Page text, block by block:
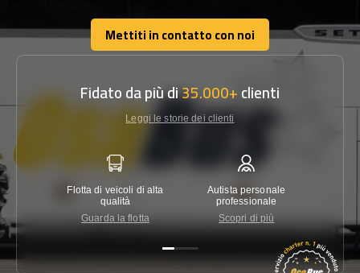
Mettiti in contatto con noi
Mettiti in contatto con noi
Fidato da più di35.000+clienti
Leggi le storie dei clienti
Flotta di veicoli di alta
qualità
Guarda la flotta
Autista personale
professionale
Scopri di più